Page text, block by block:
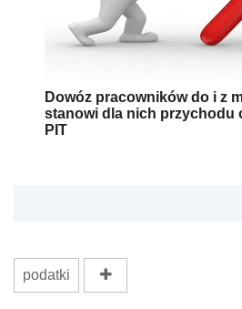
Dowóz pracowników do i z
stanowi dla nich przychodu
PIT
podatki